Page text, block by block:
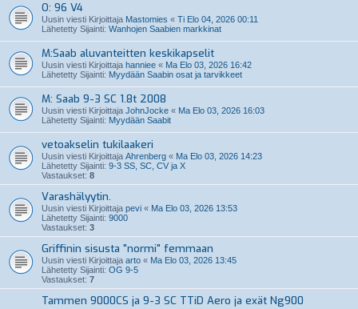
O: 96 V4
Uusin viesti Kirjoittaja Mastomies « Ti Elo 04, 2026 00:11
Lähetetty Sijainti: Wanhojen Saabien markkinat
M:Saab aluvanteitten keskikapselit
Uusin viesti Kirjoittaja hanniee « Ma Elo 03, 2026 16:42
Lähetetty Sijainti: Myydään Saabin osat ja tarvikkeet
M: Saab 9-3 SC 1.8t 2008
Uusin viesti Kirjoittaja JohnJocke « Ma Elo 03, 2026 16:03
Lähetetty Sijainti: Myydään Saabit
vetoakselin tukilaakeri
Uusin viesti Kirjoittaja Ahrenberg « Ma Elo 03, 2026 14:23
Lähetetty Sijainti: 9-3 SS, SC, CV ja X
Vastaukset: 8
Varashälyytin.
Uusin viesti Kirjoittaja pevi « Ma Elo 03, 2026 13:53
Lähetetty Sijainti: 9000
Vastaukset: 3
Griffinin sisusta "normi" femmaan
Uusin viesti Kirjoittaja arto « Ma Elo 03, 2026 13:45
Lähetetty Sijainti: OG 9-5
Vastaukset: 7
Tammen 9000CS ja 9-3 SC TTiD Aero ja exät Ng900